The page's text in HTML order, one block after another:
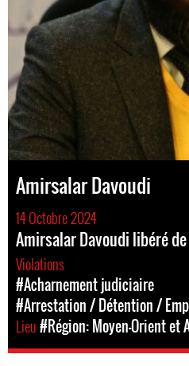
Amirsalar Davoudi
14 Octobre 2024
Amirsalar Davoudi libéré
Violations
#Acharnement judiciaire
#Arrestation / Détention /
Lieu#Région: Moyen-Orient et